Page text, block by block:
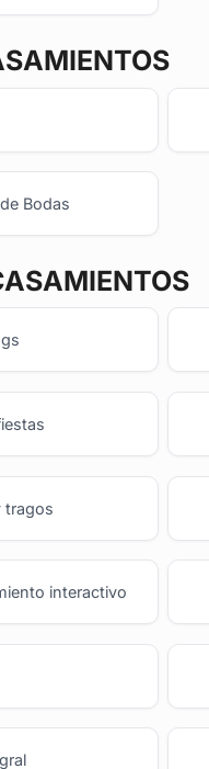
Bodas
tragos
interactivo